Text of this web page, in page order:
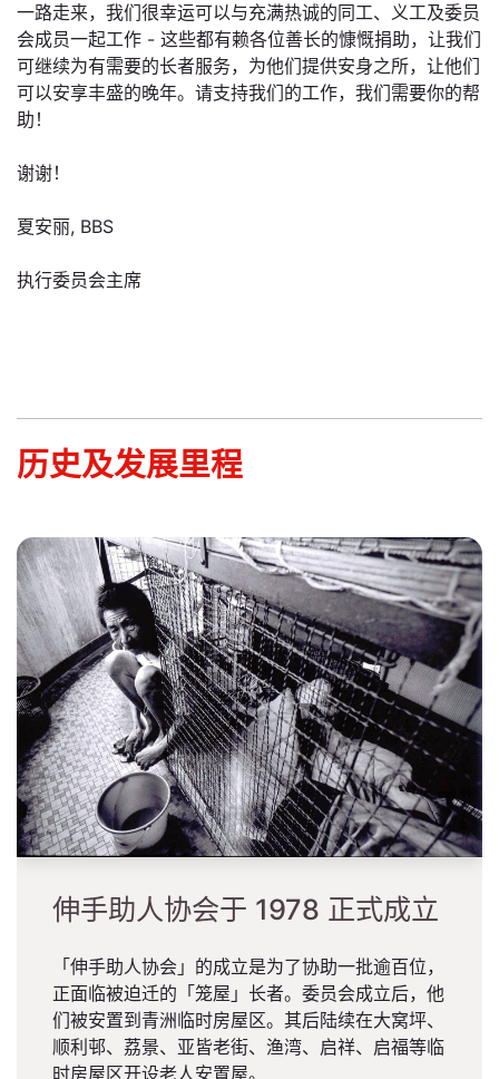
一路走来，我们很幸运可以与充满热诚的同工、义工及委员
会成员一起工作 - 这些都有赖各位善长的慷慨捐助，让我们
可继续为有需要的长者服务，为他们提供安身之所，让他们
可以安享丰盛的晚年。请支持我们的工作，我们需要你的帮
助！
谢谢！
夏安丽, BBS
执行委员会主席
历史及发展里程
伸手助人协会于 1978 正式成立
「伸手助人协会」的成立是为了协助一批逾百位，
正面临被迫迁的「笼屋」长者。委员会成立后，他
们被安置到青洲临时房屋区。其后陆续在大窝坪、
顺利邨、荔景、亚皆老街、渔湾、启祥、启福等临
时房屋区开设老人安置屋。